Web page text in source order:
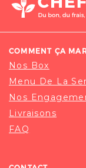
COMMENT ÇA
Nos Box
Menu De La
Nos
Livraisons
FAQ